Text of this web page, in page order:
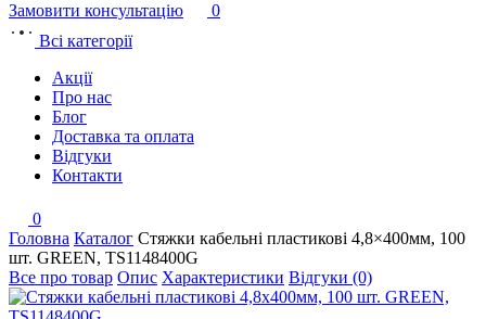
Замовити консультацію
0
Всі категорії
Акції
Про нас
Блог
Доставка та оплата
Відгуки
Контакти
0
Головна Каталог Стяжки кабельні пластикові 4,8×400мм, 100
шт. GREEN, TS1148400G
Все про товар Опис Характеристики Відгуки (0)